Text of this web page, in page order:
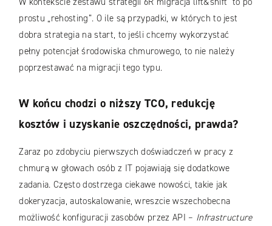
prostu „rehosting”. O ile są przypadki, w których to jest
dobra strategia na start, to jeśli chcemy wykorzystać
pełny potencjał środowiska chmurowego, to nie należy
poprzestawać na migracji tego typu.
W końcu chodzi o niższy TCO, redukcję
kosztów i uzyskanie oszczędności, prawda?
Zaraz po zdobyciu pierwszych doświadczeń w pracy z
chmurą w głowach osób z IT pojawiają się dodatkowe
zadania. Często dostrzega ciekawe nowości, takie jak
dokeryzacja, autoskalowanie, wreszcie wszechobecna
możliwość konfiguracji zasobów przez API – Infrastructure